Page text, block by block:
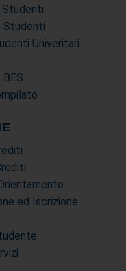
Studenti
Studenti
Univeritari
ed Iscrizione